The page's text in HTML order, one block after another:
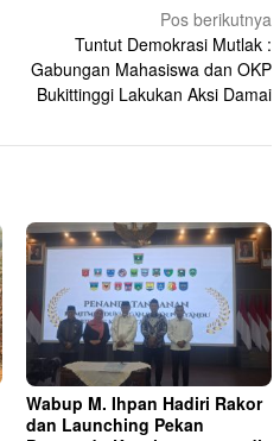
Pos berikutnya
Tuntut Demokrasi Mutlak :
Gabungan Mahasiswa dan OKP
Bukittinggi Lakukan Aksi Damai
Wabup M. Ihpan Hadiri Rakor
dan Launching Pekan